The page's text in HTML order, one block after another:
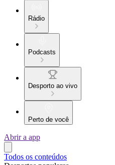
Rádio
Podcasts
Desporto ao vivo
Perto de você
Abrir a app
Todos os conteúdos